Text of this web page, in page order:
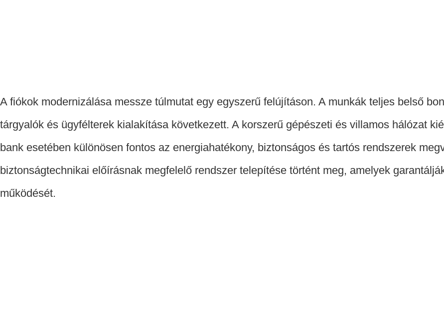
A fiókok modernizálása messze túlmutat egy egyszerű felújításon. A munkák teljes belső
tárgyalók és ügyfélterek kialakítása következett. A korszerű gépészeti és villamos hálózat
bank esetében különösen fontos az energiahatékony, biztonságos és tartós rendszerek
biztonságtechnikai előírásnak megfelelő rendszer telepítése történt meg, amelyek
működését.